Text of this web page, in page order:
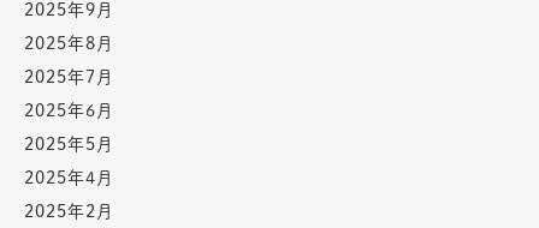
2025年9月
2025年8月
2025年7月
2025年6月
2025年5月
2025年4月
2025年2月